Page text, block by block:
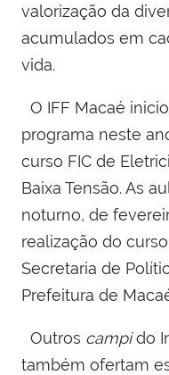
valorização da
acumulados em
vida.
O IFF Macaé
programa neste
curso FIC de
Baixa Tensão. As
noturno, de
realização do
Secretaria de
Prefeitura de
Outros campido
também ofertam